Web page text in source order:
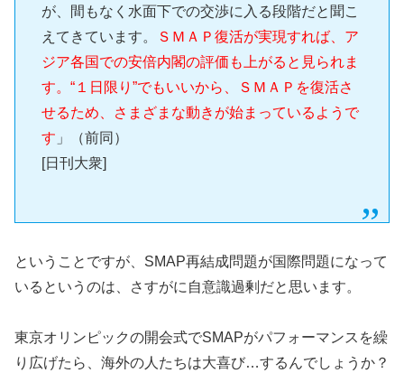
が、間もなく水面下での交渉に入る段階だと聞こ
えてきています。
ＳＭＡＰ復活が実現すれば、ア
ジア各国での安倍内閣の評価も上がると見られま
す。“１日限り”でもいいから、ＳＭＡＰを復活さ
せるため、さまざまな動きが始まっているようで
す 」（前同）
[日刊大衆]
ということですが、SMAP再結成問題が国際問題になって
いるというのは、さすがに自意識過剰だと思います。
東京オリンピックの開会式でSMAPがパフォーマンスを繰
り広げたら、海外の人たちは大喜び…するんでしょうか？